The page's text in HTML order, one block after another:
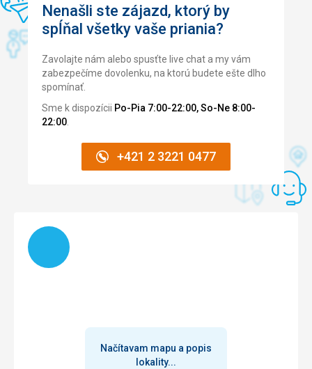
Pláž
oblázková , moře čisté
Strava
velice chutná, celkem jednostranná
Ubytovanie
Hotel starší, v modernizaci, příjemný
Služby
Táto recenzia bola preložená automaticky pomocou
Nenašli ste zájazd, ktorý by
spĺňal všetky vaše priania?
Zavolajte nám alebo spusťte live chat a my vám
zabezpečíme dovolenku, na ktorú budete ešte dlho
spomínať.
Sme k dispozícii Po-Pia 7:00-22:00, So-Ne 8:00-
22:00.
+421 2 3221 0477
Načítam
Načítavam mapu a popis
lokality...